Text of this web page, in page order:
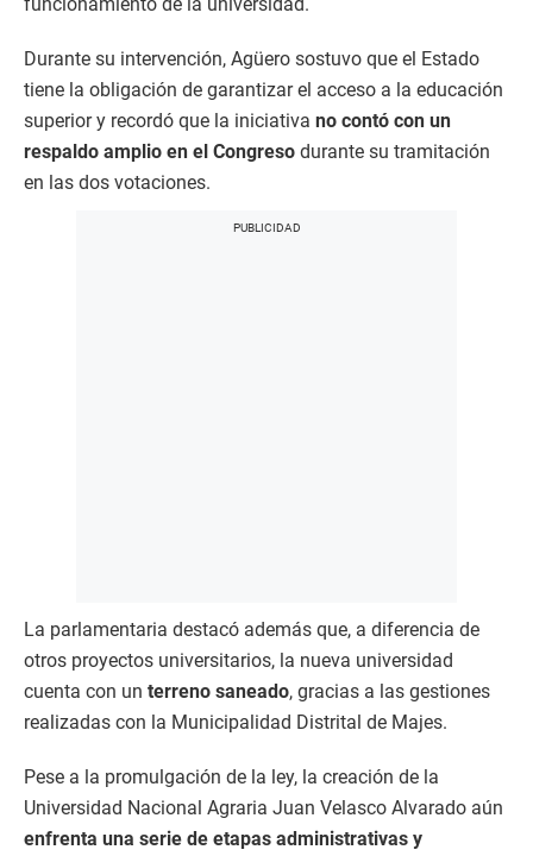
Durante su intervención, Agüero sostuvo que el Estado
tiene la obligación de garantizar el acceso a la educación
superior y recordó que la iniciativa no contó con un
respaldo amplio en el Congreso durante su tramitación
en las dos votaciones.
La parlamentaria destacó además que, a diferencia de
otros proyectos universitarios, la nueva universidad
cuenta con un terreno saneado, gracias a las gestiones
realizadas con la Municipalidad Distrital de Majes.
Pese a la promulgación de la ley, la creación de la
Universidad Nacional Agraria Juan Velasco Alvarado aún
enfrenta una serie de etapas administrativas y